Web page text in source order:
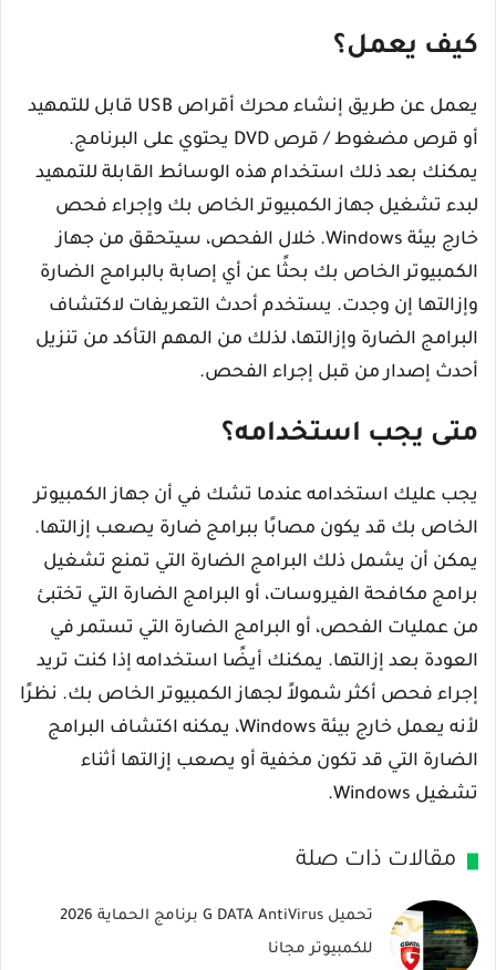
كيف يعمل؟
يعمل عن طريق إنشاء محرك أقراص USB قابل للتمهيد
أو قرص مضغوط / قرص DVD يحتوي على البرنامج.
يمكنك بعد ذلك استخدام هذه الوسائط القابلة للتمهيد
لبدء تشغيل جهاز الكمبيوتر الخاص بك وإجراء فحص
خارج بيئة Windows. خلال الفحص، سيتحقق من جهاز
الكمبيوتر الخاص بك بحثًا عن أي إصابة بالبرامج الضارة
وإزالتها إن وجدت. يستخدم أحدث التعريفات لاكتشاف
البرامج الضارة وإزالتها، لذلك من المهم التأكد من تنزيل
أحدث إصدار من قبل إجراء الفحص.
متى يجب استخدامه؟
يجب عليك استخدامه عندما تشك في أن جهاز الكمبيوتر
الخاص بك قد يكون مصابًا ببرامج ضارة يصعب إزالتها.
يمكن أن يشمل ذلك البرامج الضارة التي تمنع تشغيل
برامج مكافحة الفيروسات، أو البرامج الضارة التي تختبئ
من عمليات الفحص، أو البرامج الضارة التي تستمر في
العودة بعد إزالتها. يمكنك أيضًا استخدامه إذا كنت تريد
إجراء فحص أكثر شمولاً لجهاز الكمبيوتر الخاص بك. نظرًا
لأنه يعمل خارج بيئة Windows، يمكنه اكتشاف البرامج
الضارة التي قد تكون مخفية أو يصعب إزالتها أثناء
تشغيل Windows.
مقالات ذات صلة
تحميل G DATA AntiVirus برنامج الحماية 2026
للكمبيوتر مجانا